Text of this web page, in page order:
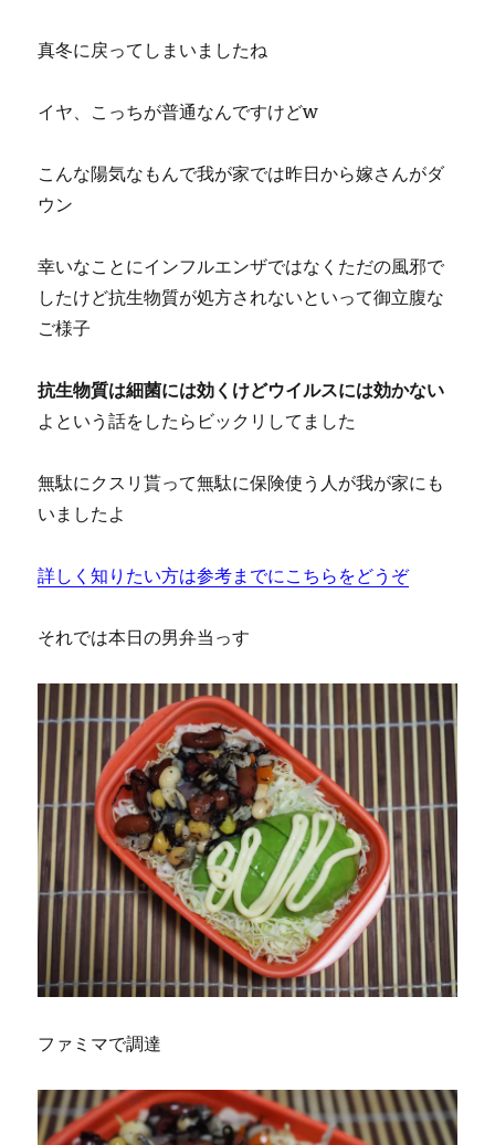
真冬に戻ってしまいましたね
イヤ、こっちが普通なんですけどw
こんな陽気なもんで我が家では昨日から嫁さんがダ
ウン
幸いなことにインフルエンザではなくただの風邪で
したけど抗生物質が処方されないといって御立腹な
ご様子
抗生物質は細菌には効くけどウイルスには効かない
よという話をしたらビックリしてました
無駄にクスリ貰って無駄に保険使う人が我が家にも
いましたよ
詳しく知りたい方は参考までにこちらをどうぞ
それでは本日の男弁当っす
ファミマで調達